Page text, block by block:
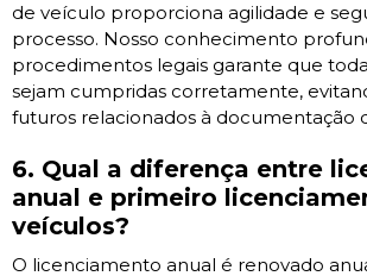
de veículo proporciona agilidade e
processo. Nosso conhecimento
procedimentos legais garante que
sejam cumpridas corretamente,
futuros relacionados à documentação
6. Qual a diferença entre
anual e primeiro
veículos?
O licenciamento anual é renovado